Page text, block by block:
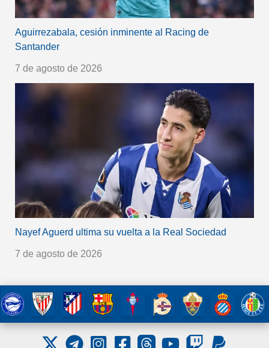
Aguirrezabala, cesión inminente al Racing de
Santander
7 de agosto de 2026
Nayef Aguerd ultima su vuelta a la Real Sociedad
7 de agosto de 2026